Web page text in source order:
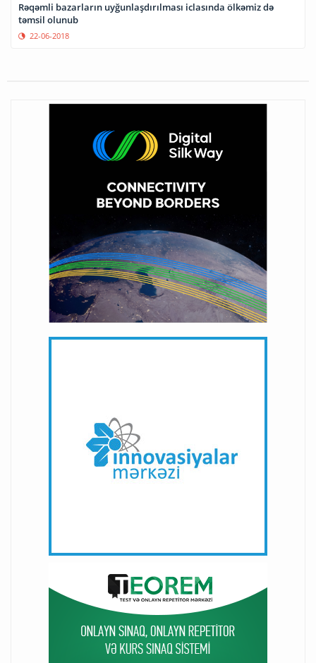
Rəqəmli bazarların uyğunlaşdırılması iclasında ölkəmiz də
təmsil olunub
22-06-2018